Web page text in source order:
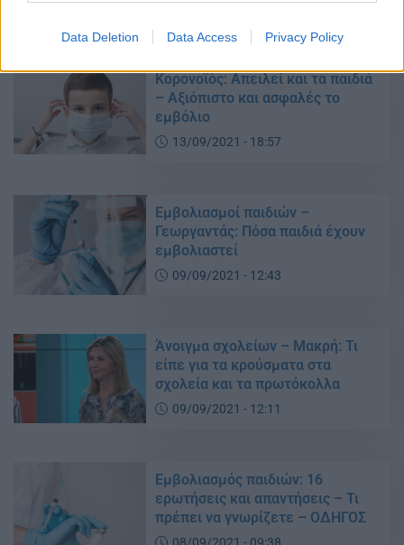
Data Deletion Data Access Privacy Policy
Kορoνοϊός: Απειλεί και τα παιδιά
– Αξιόπιστο και ασφαλές το
εμβόλιο
13/09/2021 - 18:57
Εμβολιασμοί παιδιών –
Γεωργαντάς: Πόσα παιδιά έχουν
εμβολιαστεί
09/09/2021 - 12:43
Άνοιγμα σχολείων – Μακρή: Τι
είπε για τα κρούσματα στα
σχολεία και τα πρωτόκολλα
09/09/2021 - 12:11
Εμβολιασμός παιδιών: 16
ερωτήσεις και απαντήσεις – Τι
πρέπει να γνωρίζετε – ΟΔΗΓΟΣ